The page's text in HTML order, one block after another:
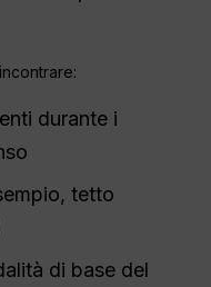
durante i
tetto
di base del